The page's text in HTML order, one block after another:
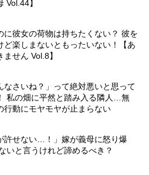
Vol.44】
に彼女の荷物は持ちたくない？ 彼を
ど楽しまないともったいない！【あ
せん Vol.8】
なさいね？」って絶対悪いと思って
私の畑に平然と踏み入る隣人…無
行動にモヤモヤが止まらない
許せない…！」嫁が義母に怒り爆
いと言うけれど諦めるべき？